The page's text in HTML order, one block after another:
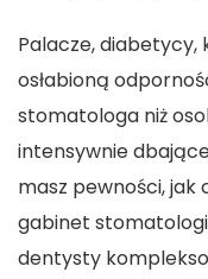
Palacze, diabetycy,
osłabioną
stomatologa niż
intensywnie
masz pewności, jak
gabinet
dentysty